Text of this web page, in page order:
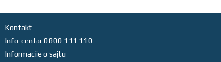
Kontakt
Info-centar 0800 111 110
Informacije o sajtu